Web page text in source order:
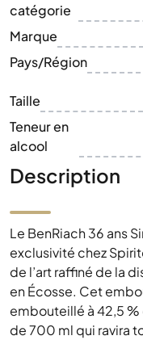
catégorie
Marque
Pays/Région
Taille
Teneur en
alcool
Description
Le BenRiach 36 ans
exclusivité chez
de l’art raffiné de la
en Écosse. Cet
embouteillé à 42,5
de 700 ml qui ravira